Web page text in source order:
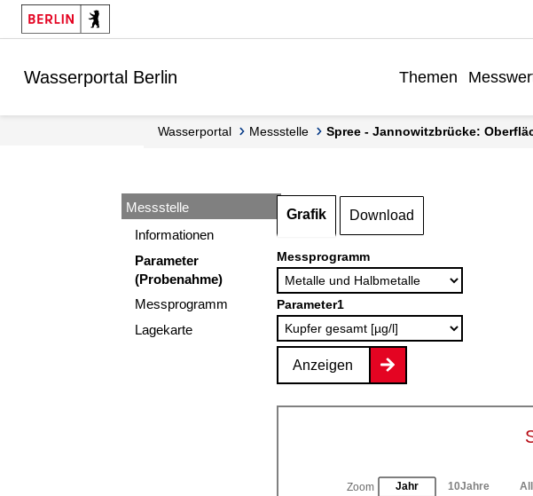
Springe zur Navigation
Springe zum Inhalt
Wasserportal Berlin Themen
Wasserportal Messstelle Spree - Jannowitzbrücke:
Messstelle
Informationen
Parameter
(Probenahme)
Messprogramm
Lagekarte
Grafik Download
Messprogramm
Parameter1
Anzeigen
Zoom Jahr 10Jahre